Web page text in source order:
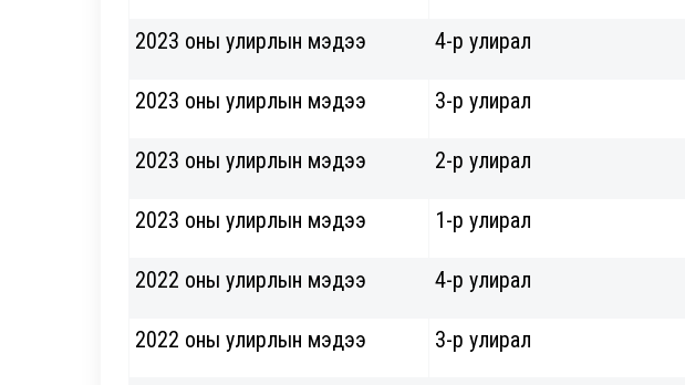
2023 оны улирлын мэдээ 4-р улирал
2023 оны улирлын мэдээ 3-р улирал
2023 оны улирлын мэдээ 2-р улирал
2023 оны улирлын мэдээ 1-р улирал
2022 оны улирлын мэдээ 4-р улирал
2022 оны улирлын мэдээ 3-р улирал